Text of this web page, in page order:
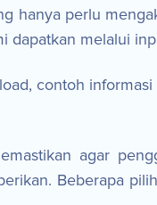
hanya perlu
dapatkan melalui
contoh
agar
Beberapa